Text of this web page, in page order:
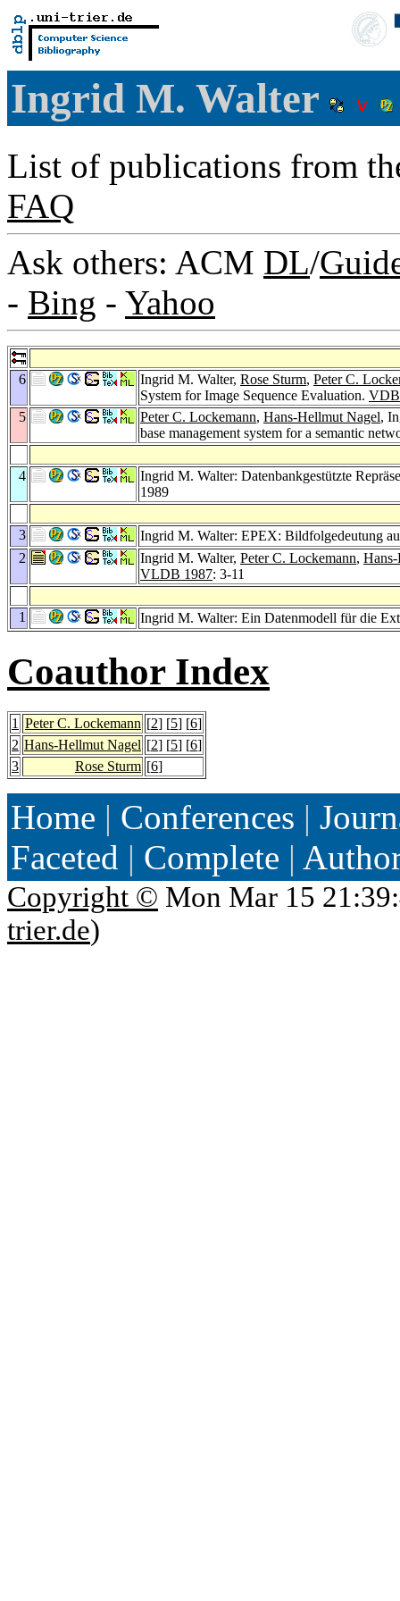
Ingrid M. Walter
List of publications from
FAQ
Ask others: ACM DL/
- Bing - Yahoo
6 Ingrid M. Walter, Rose Sturm, Peter C.
System for Image Sequence Evaluation.
5
Peter C. Lockemann, Hans-Hellmut Nagel,
base management system for a semantic
4
Ingrid M. Walter: Datenbankgestützte
1989
3
Ingrid M. Walter: EPEX: Bildfolgedeutung
2
Ingrid M. Walter, Peter C. Lockemann,
VLDB 1987: 3-11
1 Ingrid M. Walter: Ein Datenmodell für die
Coauthor Index
1 Peter C. Lockemann [2] [5] [6]
2 Hans-Hellmut Nagel [2] [5] [6]
3
Rose Sturm [6]
Home | Conferences |
Faceted | Complete |
Copyright © Mon Mar 15
trier.de)